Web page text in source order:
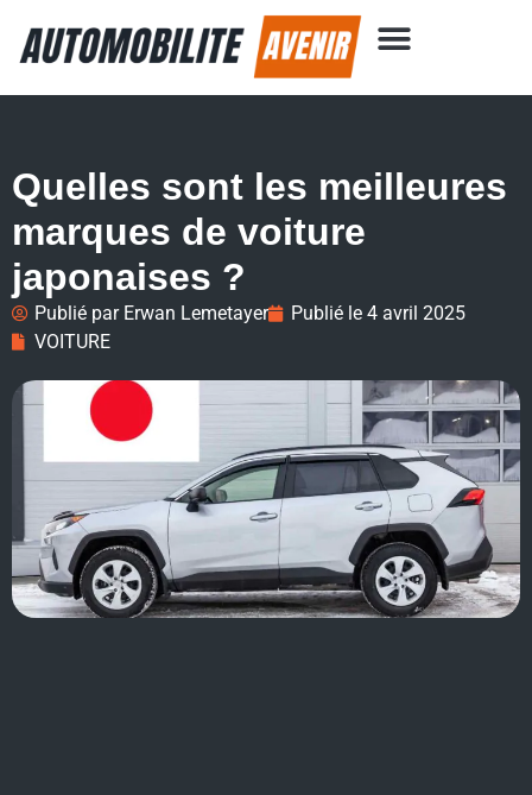
Quelles sont les meilleures
marques de voiture
japonaises ?
Publié parErwan Lemetayer Publié le 4 avril 2025
VOITURE